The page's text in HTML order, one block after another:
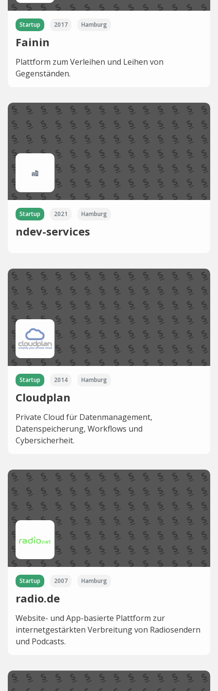
Startup 2017 Hamburg
Fainin
Plattform zum Verleihen und Leihen von
Gegenständen.
Startup 2021 Hamburg
ndev-services
Startup 2014 Hamburg
Cloudplan
Private Cloud für Datenmanagement,
Datenspeicherung, Workflows und
Cybersicherheit.
Startup 2007 Hamburg
radio.de
Website- und App-basierte Plattform zur
internetgestärkten Verbreitung von Radiosendern
und Podcasts.